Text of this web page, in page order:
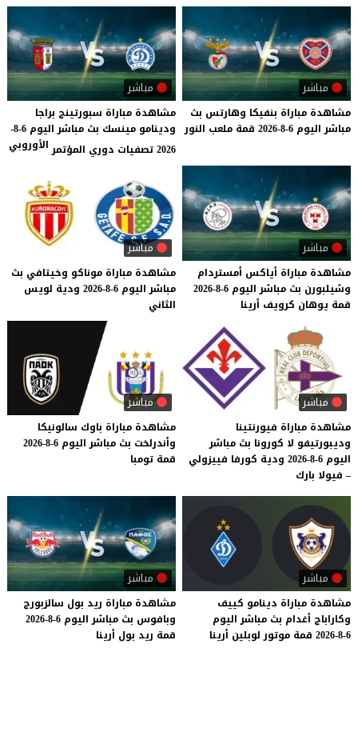
مباشر
مشاهدة مباراة بنفيكا وهارتس بث
مباشر اليوم 6-8-2026 قمة ملعب النور
مباشر
مشاهدة مباراة سبورتينج براجا
ودينامو مينسك بث مباشر اليوم 6-8-
2026 تصفيات دوري المؤتمر
الأوروبي
مباشر
مشاهدة مباراة أياكس أمستردام
وشيلبورن بث مباشر اليوم 6-8-2026
قمة يوهان كرويف أرينا
مباشر
مشاهدة مباراة موناكو وخيتافي بث
مباشر اليوم 6-8-2026 ودية لويس
الثاني
مباشر
مشاهدة مباراة فيورنتينا
وديبورتيفو لا كورونا بث مباشر
اليوم 6-8-2026 ودية كورفا فييزولي
– فيولا بارك
مباشر
مشاهدة مباراة باوك سالونيكا
وأندرلخت بث مباشر اليوم 6-8-2026
قمة تومبا
مباشر
مشاهدة مباراة دينامو كييف
وكاراباج أغدام بث مباشر اليوم
6-8-2026
قمة موتور لوبلين أرينا
مباشر
مشاهدة مباراة ريد بول سالزبورج
وبافوس بث مباشر اليوم 6-8-2026
قمة ريد بول أرينا